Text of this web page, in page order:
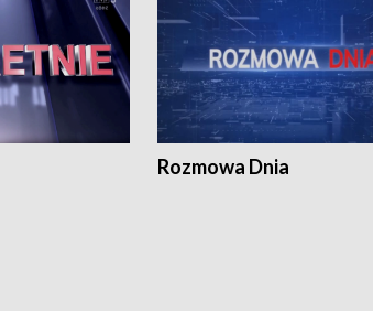
Rozmowa Dnia